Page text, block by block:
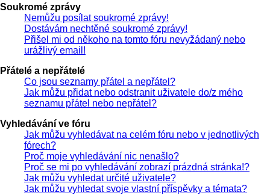
Soukromé zprávy
Nemůžu posílat soukromé zprávy!
Dostávám nechtěné soukromé zprávy!
Přišel mi od někoho na tomto fóru nevyžádaný nebo
urážlivý email!
Přátelé a nepřátelé
Co jsou seznamy přátel a nepřátel?
Jak můžu přidat nebo odstranit uživatele do/z mého
seznamu přátel nebo nepřátel?
Vyhledávání ve fóru
Jak můžu vyhledávat na celém fóru nebo v jednotlivých
fórech?
Proč moje vyhledávání nic nenašlo?
Proč se mi po vyhledávání zobrazí prázdná stránka!?
Jak můžu vyhledat určité uživatele?
Jak můžu vyhledat svoje vlastní příspěvky a témata?